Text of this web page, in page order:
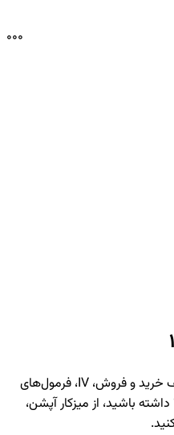
000
اگر می‌خواهید اطلاعات لحظه‌ای، صف خرید و فروش، IV، فرمول‌های
داشته باشید، از میزکار آپشن،